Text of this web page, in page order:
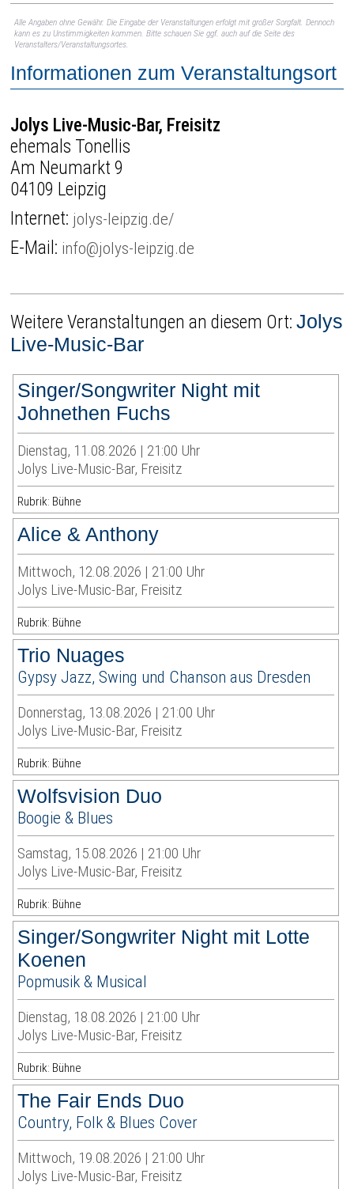
Alle Angaben ohne Gewähr. Die Eingabe der Veranstaltungen erfolgt mit großer Sorgfalt. Dennoch
kann es zu Unstimmigkeiten kommen. Bitte schauen Sie ggf. auch auf die Seite des
Veranstalters/Veranstaltungsortes.
Informationen zum Veranstaltungsort
Jolys Live-Music-Bar, Freisitz
ehemals Tonellis
Am Neumarkt 9
04109 Leipzig
Internet: jolys-leipzig.de/
E-Mail: info@jolys-leipzig.de
Weitere Veranstaltungen an diesem Ort:Jolys
Live-Music-Bar
Singer/Songwriter Night mit
Johnethen Fuchs
Dienstag, 11.08.2026 | 21:00 Uhr
Jolys Live-Music-Bar, Freisitz
Rubrik: Bühne
Alice & Anthony
Mittwoch, 12.08.2026 | 21:00 Uhr
Jolys Live-Music-Bar, Freisitz
Rubrik: Bühne
Trio Nuages
Gypsy Jazz, Swing und Chanson aus Dresden
Donnerstag, 13.08.2026 | 21:00 Uhr
Jolys Live-Music-Bar, Freisitz
Rubrik: Bühne
Wolfsvision Duo
Boogie & Blues
Samstag, 15.08.2026 | 21:00 Uhr
Jolys Live-Music-Bar, Freisitz
Rubrik: Bühne
Singer/Songwriter Night mit Lotte
Koenen
Popmusik & Musical
Dienstag, 18.08.2026 | 21:00 Uhr
Jolys Live-Music-Bar, Freisitz
Rubrik: Bühne
The Fair Ends Duo
Country, Folk & Blues Cover
Mittwoch, 19.08.2026 | 21:00 Uhr
Jolys Live-Music-Bar, Freisitz